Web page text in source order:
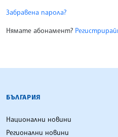
Забравена парола?
Нямате абонамент?
БЪЛГАРСКА
БЪЛГАРИЯ
Национални новини
Регионални новини